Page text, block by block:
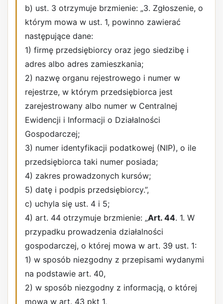
b) ust. 3 otrzymuje brzmienie: „3. Zgłoszenie, o
którym mowa w ust. 1, powinno zawierać
następujące dane:
1) firmę przedsiębiorcy oraz jego siedzibę i
adres albo adres zamieszkania;
2) nazwę organu rejestrowego i numer w
rejestrze, w którym przedsiębiorca jest
zarejestrowany albo numer w Centralnej
Ewidencji i Informacji o Działalności
Gospodarczej;
3) numer identyfikacji podatkowej (NIP), o ile
przedsiębiorca taki numer posiada;
4) zakres prowadzonych kursów;
5) datę i podpis przedsiębiorcy.”,
c) uchyla się ust. 4 i 5;
4) art. 44 otrzymuje brzmienie: „Art. 44. 1. W
przypadku prowadzenia działalności
gospodarczej, o której mowa w art. 39 ust. 1:
1) w sposób niezgodny z przepisami wydanymi
na podstawie art. 40,
2) w sposób niezgodny z informacją, o której
mowa w art. 43 pkt 1,